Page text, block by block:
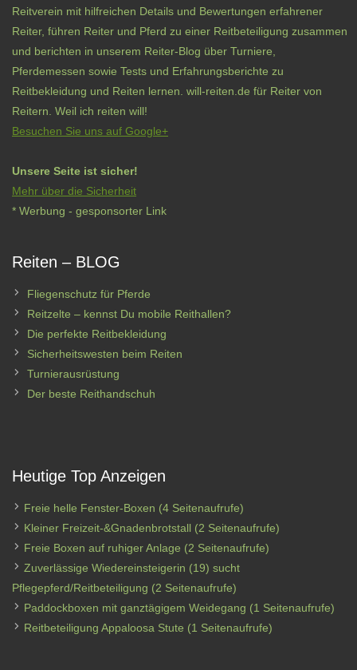
Reitverein mit hilfreichen Details und Bewertungen erfahrener
Reiter, führen Reiter und Pferd zu einer Reitbeteiligung zusammen
und berichten in unserem Reiter-Blog über Turniere,
Pferdemessen sowie Tests und Erfahrungsberichte zu
Reitbekleidung und Reiten lernen. will-reiten.de für Reiter von
Reitern. Weil ich reiten will!
Besuchen Sie uns auf Google+
Unsere Seite ist sicher!
Mehr über die Sicherheit
* Werbung - gesponsorter Link
Reiten – BLOG
Fliegenschutz für Pferde
Reitzelte – kennst Du mobile Reithallen?
Die perfekte Reitbekleidung
Sicherheitswesten beim Reiten
Turnierausrüstung
Der beste Reithandschuh
Heutige Top Anzeigen
Freie helle Fenster-Boxen (4 Seitenaufrufe)
Kleiner Freizeit-&Gnadenbrotstall (2 Seitenaufrufe)
Freie Boxen auf ruhiger Anlage (2 Seitenaufrufe)
Zuverlässige Wiedereinsteigerin (19) sucht
Pflegepferd/Reitbeteiligung (2 Seitenaufrufe)
Paddockboxen mit ganztägigem Weidegang (1 Seitenaufrufe)
Reitbeteiligung Appaloosa Stute (1 Seitenaufrufe)